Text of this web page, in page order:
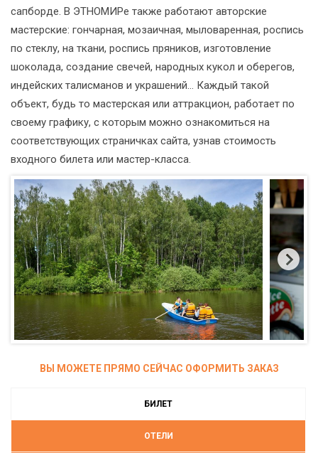
сапборде. В ЭТНОМИРе также работают авторские
мастерские: гончарная, мозаичная, мыловаренная, роспись
по стеклу, на ткани, роспись пряников, изготовление
шоколада, создание свечей, народных кукол и оберегов,
индейских талисманов и украшений… Каждый такой
объект, будь то мастерская или аттракцион, работает по
своему графику, с которым можно ознакомиться на
соответствующих страничках сайта, узнав стоимость
входного билета или мастер-класса.
ВЫ МОЖЕТЕ ПРЯМО СЕЙЧАС ОФОРМИТЬ ЗАКАЗ
БИЛЕТ
ОТЕЛИ